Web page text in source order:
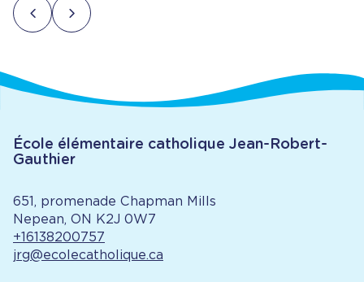
École élémentaire catholique Jean-Robert-
Gauthier
651, promenade Chapman Mills
Nepean, ON K2J 0W7
+16138200757
jrg@ecolecatholique.ca